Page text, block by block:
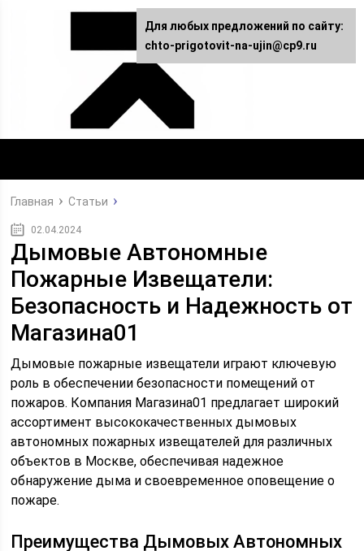
Главная Статьи
02.04.2024
Дымовые Автономные
Пожарные Извещатели:
Безопасность и Надежность от
Магазина01
Дымовые пожарные извещатели играют ключевую
роль в обеспечении безопасности помещений от
пожаров. Компания Магазина01 предлагает широкий
ассортимент высококачественных дымовых
автономных пожарных извещателей для различных
объектов в Москве, обеспечивая надежное
обнаружение дыма и своевременное оповещение о
пожаре.
Преимущества Дымовых Автономных
Для любых предложений по сайту:
chto-prigotovit-na-ujin@cp9.ru